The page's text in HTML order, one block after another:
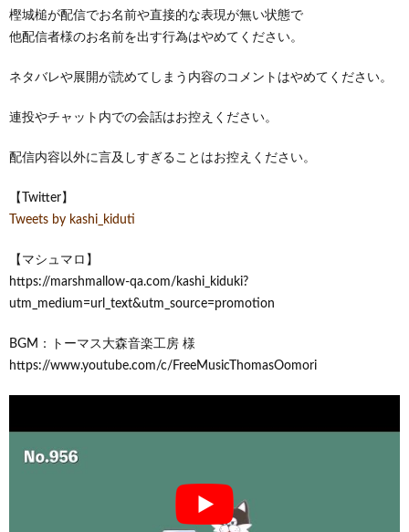
樫城槌が配信でお名前や直接的な表現が無い状態で
他配信者様のお名前を出す行為はやめてください。
ネタバレや展開が読めてしまう内容のコメントはやめてください。
連投やチャット内での会話はお控えください。
配信内容以外に言及しすぎることはお控えください。
【Twitter】
Tweets by kashi_kiduti
【マシュマロ】
https://marshmallow-qa.com/kashi_kiduki?
utm_medium=url_text&utm_source=promotion
BGM：トーマス大森音楽工房 様
https://www.youtube.com/c/FreeMusicThomasOomori